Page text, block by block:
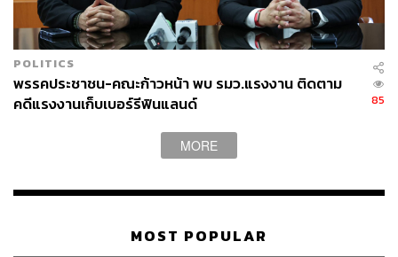
POLITICS
พรรคประชาชน-คณะก้าวหน้า พบ รมว.แรงงาน ติดตาม
คดีแรงงานเก็บเบอร์รีฟินแลนด์
85
MORE
MOST POPULAR